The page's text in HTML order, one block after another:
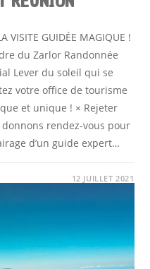
VISITE GUIDÉE MAGIQUE !
du Zarlor Randonnée
Lever du soleil qui se
votre office de tourisme
et unique ! × Rejeter
donnons rendez-vous pour
d’un guide expert…
12 JUILLET 2021